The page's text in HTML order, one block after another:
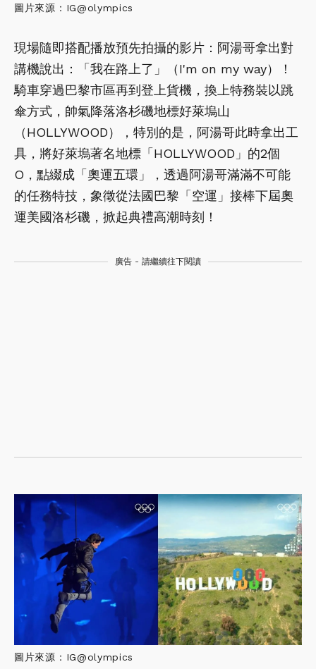
圖片來源：IG@olympics
現場隨即搭配播放預先拍攝的影片：阿湯哥拿出對
講機說出：「我在路上了」（I'm on my way）！
騎車穿過巴黎市區再到登上貨機，換上特務裝以跳
傘方式，帥氣降落洛杉磯地標好萊塢山
（HOLLYWOOD），特別的是，阿湯哥此時拿出工
具，將好萊塢著名地標「HOLLYWOOD」的2個
O，點綴成「奧運五環」，透過阿湯哥滿滿不可能
的任務特技，象徵從法國巴黎「空運」接棒下屆奧
運美國洛杉磯，掀起典禮高潮時刻！
廣告 - 請繼續往下閱讀
圖片來源：IG@olympics